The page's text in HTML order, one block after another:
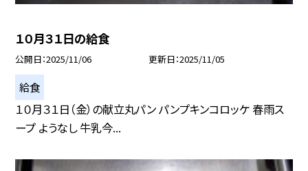
１０月３１日の給食
公開日 2025/11/06 更新日 2025/11/05
給食
１０月３１日（金）の献立丸パン パンプキンコロッケ 春雨ス
ープ ようなし 牛乳今...